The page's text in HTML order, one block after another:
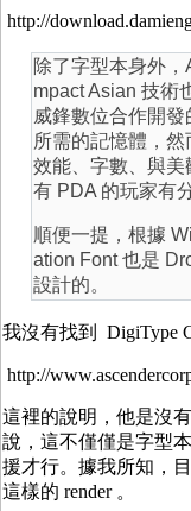
http://
除了字型本身外
mpact Asian 技術
威鋒數位合作開
所需的記憶體，
效能、字數、與
有 PDA 的玩家有
順便一提，根據
ation Font 也是
設計的。
我沒有找到 DigiType
http://
這裡的說明，他是沒
說，這不僅僅是字型
援才行。據我所知，
這樣的 render 。